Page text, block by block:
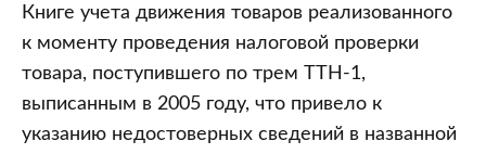
Книге учета движения товаров реализованного
к моменту проведения налоговой проверки
товара, поступившего по трем ТТН-1,
выписанным в 2005 году, что привело к
указанию недостоверных сведений в названной